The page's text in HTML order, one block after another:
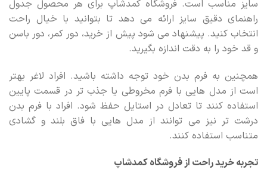
سایز مناسب است. فروشگاه کمدشاپ برای هر محصول جدول
راهنمای دقیق سایز ارائه می دهد تا بتوانید با خیال راحت
انتخاب کنید. پیشنهاد می شود پیش از خرید، دور کمر، دور باسن
و قد خود را به دقت اندازه بگیرید.
همچنین به فرم بدن خود توجه داشته باشید. افراد لاغر بهتر
است از مدل هایی با فرم مخروطی یا جذب تر در قسمت پایین
استفاده کنند تا تعادل در استایل حفظ شود. افراد با فرم بدن
درشت تر نیز می توانند از مدل هایی با فاق بلند و گشادی
متناسب استفاده کنند.
تجربه خرید راحت از فروشگاه کمدشاپ